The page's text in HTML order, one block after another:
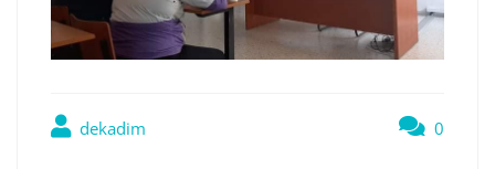
dekadim 0